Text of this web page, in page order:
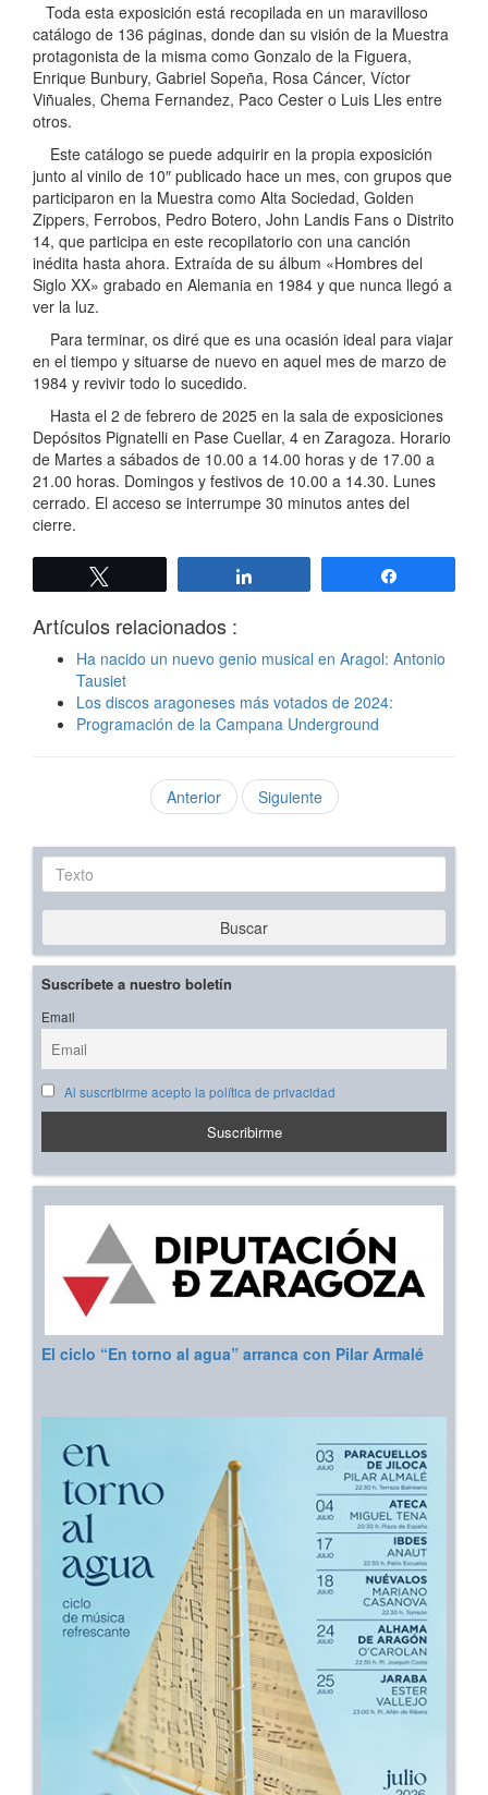
Toda esta exposición está recopilada en un maravilloso
catálogo de 136 páginas, donde dan su visión de la Muestra
protagonista de la misma como Gonzalo de la Figuera,
Enrique Bunbury, Gabriel Sopeña, Rosa Cáncer, Víctor
Viñuales, Chema Fernandez, Paco Cester o Luis Lles entre
otros.
Este catálogo se puede adquirir en la propia exposición
junto al vinilo de 10″ publicado hace un mes, con grupos que
participaron en la Muestra como Alta Sociedad, Golden
Zippers, Ferrobos, Pedro Botero, John Landis Fans o Distrito
14, que participa en este recopilatorio con una canción
inédita hasta ahora. Extraída de su álbum «Hombres del
Siglo XX» grabado en Alemania en 1984 y que nunca llegó a
ver la luz.
Para terminar, os diré que es una ocasión ideal para viajar
en el tiempo y situarse de nuevo en aquel mes de marzo de
1984 y revivir todo lo sucedido.
Hasta el 2 de febrero de 2025 en la sala de exposiciones
Depósitos Pignatelli en Pase Cuellar, 4 en Zaragoza. Horario
de Martes a sábados de 10.00 a 14.00 horas y de 17.00 a
21.00 horas. Domingos y festivos de 10.00 a 14.30. Lunes
cerrado. El acceso se interrumpe 30 minutos antes del
cierre.
Artículos relacionados :
Ha nacido un nuevo genio musical en Aragol: Antonio
Tausiet
Los discos aragoneses más votados de 2024:
Programación de la Campana Underground
Anterior Siguiente
Texto
Buscar
Suscríbete a nuestro boletín
Email
Al suscribirme acepto la política de privacidad
El ciclo “En torno al agua” arranca con Pilar Armalé